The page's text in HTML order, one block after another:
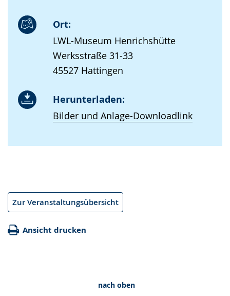
Ort:
LWL-Museum Henrichshütte
Werksstraße 31-33
45527 Hattingen
Herunterladen:
Bilder und Anlage-Downloadlink
Zur Veranstaltungsübersicht
Ansicht drucken
nach oben